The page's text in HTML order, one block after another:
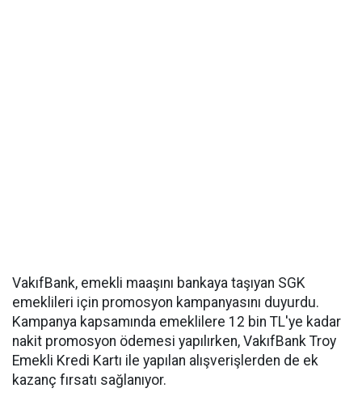
VakıfBank, emekli maaşını bankaya taşıyan SGK
emeklileri için promosyon kampanyasını duyurdu.
Kampanya kapsamında emeklilere 12 bin TL'ye kadar
nakit promosyon ödemesi yapılırken, VakıfBank Troy
Emekli Kredi Kartı ile yapılan alışverişlerden de ek
kazanç fırsatı sağlanıyor.